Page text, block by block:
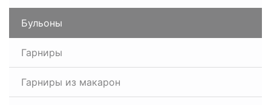
Бульоны
Гарниры
Гарниры из макарон